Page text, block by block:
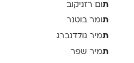
ת ום רזניקוב
תומר בוטנר
תמיר גולדנברג
תמיר שפר